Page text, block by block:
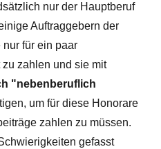
nur der Hauptberuf
Auftraggebern der
nur für ein paar
zahlen und sie mit
"nebenberuflich
um für diese Honorare
zahlen zu müssen.
gefasst